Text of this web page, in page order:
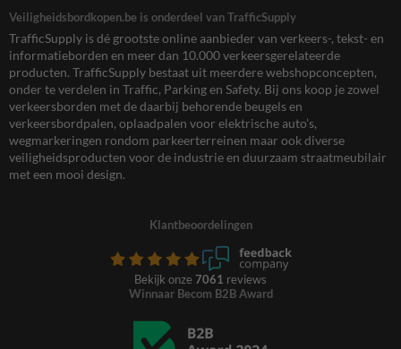
Veiligheidsbordkopen.be is onderdeel van TrafficSupply
TrafficSupply is dé grootste online aanbieder van verkeers-, tekst- en
informatieborden en meer dan 10.000 verkeersgerelateerde
producten. TrafficSupply bestaat uit meerdere webshopconcepten,
onder te verdelen in Traffic, Parking en Safety. Bij ons koop je zowel
verkeersborden met de daarbij behorende beugels en
verkeersbordpalen, oplaadpalen voor elektrische auto’s,
wegmarkeringen rondom parkeerterreinen maar ook diverse
veiligheidsproducten voor de industrie en duurzaam straatmeubilair
met een mooi design.
Klantbeoordelingen
Bekijk onze 7061 reviews
Winnaar Becom B2B Award